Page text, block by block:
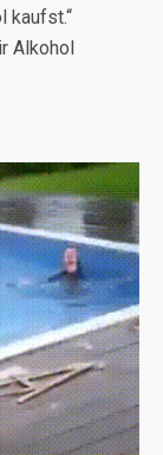
kaufst.“
Alkohol